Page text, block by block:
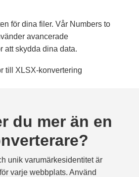
för dina filer. Vår Numbers to
avancerade
att skydda dina data.
du mer än en
unik varumärkesidentitet är
varje webbplats. Använd